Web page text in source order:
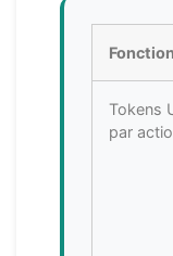
Tokens
par